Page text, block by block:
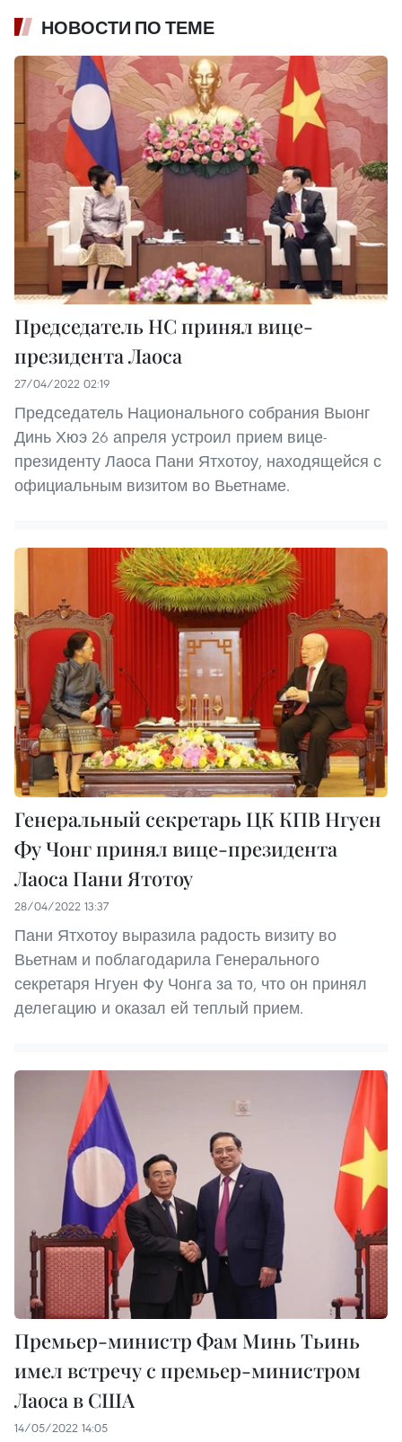
НОВОСТИ ПО ТЕМЕ
Председатель НС принял вице-
президента Лаоса
27/04/2022 02:19
Председатель Национального собрания Выонг
Динь Хюэ 26 апреля устроил прием вице-
президенту Лаоса Пани Ятхотоу, находящейся с
официальным визитом во Вьетнаме.
Генеральный секретарь ЦК КПВ Нгуен
Фу Чонг принял вице-президента
Лаоса Пани Ятотоу
28/04/2022 13:37
Пани Ятхотоу выразила радость визиту во
Вьетнам и поблагодарила Генерального
секретаря Нгуен Фу Чонга за то, что он принял
делегацию и оказал ей теплый прием.
Премьер-министр Фам Минь Тьинь
имел встречу с премьер-министром
Лаоса в США
14/05/2022 14:05